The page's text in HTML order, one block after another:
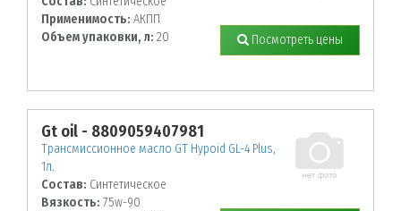
Применимость: АКПП
Объем упаковки, л: 20 Посмотреть цены
Gt oil - 8809059407981
Трансмиссионное масло GT Hypoid GL-4 Plus,
1л.
Состав: Синтетическое
Вязкость: 75w-90